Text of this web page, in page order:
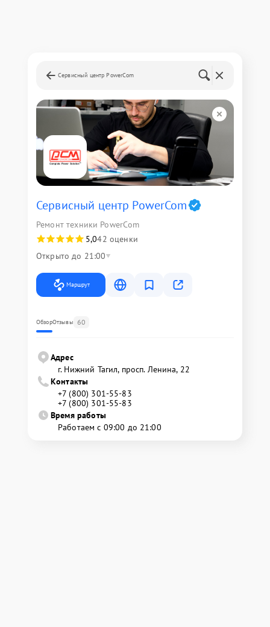
Сервисный центр PowerCom
Сервисный центр PowerCom
Ремонт техники PowerCom
5,042 оценки
Открыто до 21:00
Маршрут
ОбзорОтзывы 60
Адрес
г. Нижний Тагил, просп. Ленина, 22
Контакты
+7 (800) 301-55-83
+7 (800) 301-55-83
Время работы
Работаем с 09:00 до 21:00